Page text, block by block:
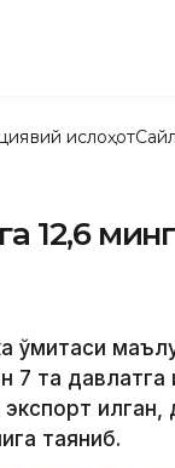
ислоҳот
12,6
қўмитаси
7 та давлатга
таяниб.